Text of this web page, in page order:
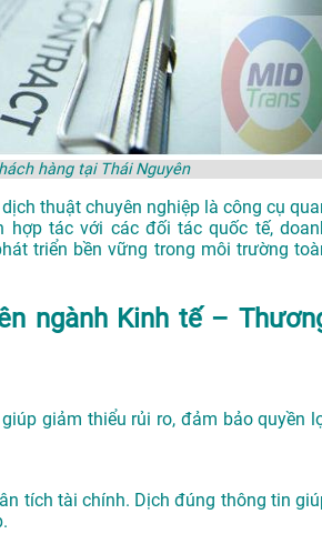
hàng tại Thái Nguyên
thuật chuyên nghiệp là công cụ
hợp tác với các đối tác quốc tế,
triển bền vững trong môi trường
ngành Kinh tế –
giảm thiểu rủi ro, đảm bảo quyền
tích tài chính. Dịch đúng thông tin